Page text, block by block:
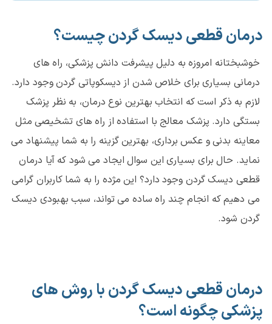
درمان قطعی دیسک گردن چیست؟
خوشبختانه امروزه به دلیل پیشرفت دانش پزشکی، راه های
درمانی بسیاری برای خلاص شدن از دیسکوپاتی گردن وجود دارد.
لازم به ذکر است که انتخاب بهترین نوع درمان، به نظر پزشک
بستگی دارد. پزشک معالج با استفاده از راه های تشخیصی مثل
معاینه بدنی و عکس برداری، بهترین گزینه را به شما پیشنهاد می
نماید. حال برای بسیاری این سوال ایجاد می شود که آیا درمان
قطعی دیسک گردن وجود دارد؟ این مژده را به شما کاربران گرامی
می دهیم که انجام چند راه ساده می تواند، سبب بهبودی دیسک
گردن شود.
درمان قطعی دیسک گردن با روش های
پزشکی چگونه است؟